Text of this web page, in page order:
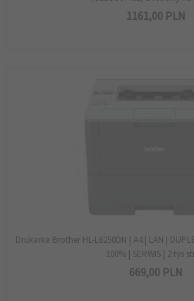
1161,00 PLN
Drukarka Brother HL-L6250DN | A4 | LAN |
100% | SERWIS | 2 tys
669,00 PLN